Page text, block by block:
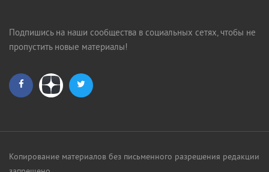
Подпишись на наши сообщества в социальных сетях, чтобы не
пропустить новые материалы!
Копирование материалов без письменного разрешения редакции